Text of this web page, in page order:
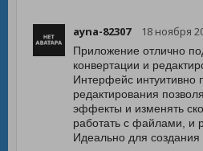
ayna-82307 18 ноября
Приложение отлично
конвертации и
Интерфейс интуитивно
редактирования
эффекты и изменять
работать с файлами, и
Идеально для создания